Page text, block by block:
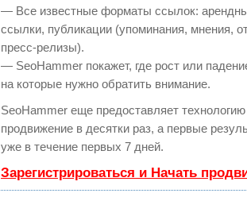
— Все известные форматы ссылок:
ссылки, публикации (упоминания, мнения,
пресс-релизы).
— SeoHammer покажет, где рост или
на которые нужно обратить внимание.
SeoHammer еще предоставляет
продвижение в десятки раз, а первые
уже в течение первых 7 дней.
Зарегистрироваться и Начать